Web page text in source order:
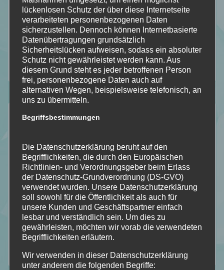
Facebook
auf
Instagram
auf
Pinterest
Blog
mit
Bloglovin
Mein Stapel ungelesener Bücher [SuB]
Meine gelesenen Bücher!
Wer ist Calipa?
Wunschliste
Kategorien
Bookish – Bingo
Einblick in meine Art
Gedankengänge
Literatur Orakel
Mit Humor genommen
Neuzugänge
Rezension
Top Ten Thursday
lückenlosen Schutz der über diese Internetseite
verarbeiteten personenbezogenen Daten
sicherzustellen. Dennoch können Internetbasierte
Datenübertragungen grundsätzlich
Sicherheitslücken aufweisen, sodass ein absoluter
Schutz nicht gewährleistet werden kann. Aus
diesem Grund steht es jeder betroffenen Person
frei, personenbezogene Daten auch auf
alternativen Wegen, beispielsweise telefonisch, an
uns zu übermitteln.
Begriffsbestimmungen
Die Datenschutzerklärung beruht auf den
Begrifflichkeiten, die durch den Europäischen
Richtlinien- und Verordnungsgeber beim Erlass
der Datenschutz-Grundverordnung (DS-GVO)
verwendet wurden. Unsere Datenschutzerklärung
soll sowohl für die Öffentlichkeit als auch für
unsere Kunden und Geschäftspartner einfach
lesbar und verständlich sein. Um dies zu
gewährleisten, möchten wir vorab die verwendeten
Begrifflichkeiten erläutern.
Wir verwenden in dieser Datenschutzerklärung
unter anderem die folgenden Begriffe: